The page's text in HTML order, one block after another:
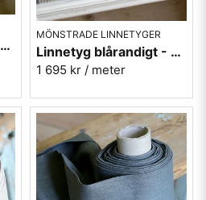
Linnetyg gulrandigt - Amberly Golden Knot - Sanderson
MÖNSTRADE LINNETYGER
Linnetyg blårandigt - Amberly Jodhpur Blue - Sanderson
1 695 kr / meter